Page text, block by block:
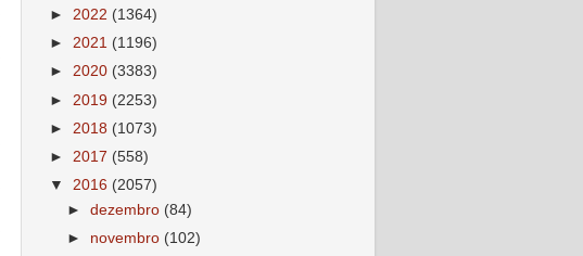
► 2022 (1364)
► 2021 (1196)
► 2020 (3383)
► 2019 (2253)
► 2018 (1073)
► 2017 (558)
▼ 2016 (2057)
►dezembro (84)
► novembro (102)